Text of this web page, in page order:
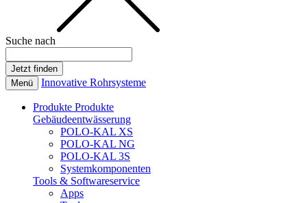
Suche nach
Menü Innovative Rohrsysteme
Produkte Produkte
Gebäudeentwässerung
POLO-KAL XS
POLO-KAL NG
POLO-KAL 3S
Systemkomponenten
Tools & Softwareservice
Apps